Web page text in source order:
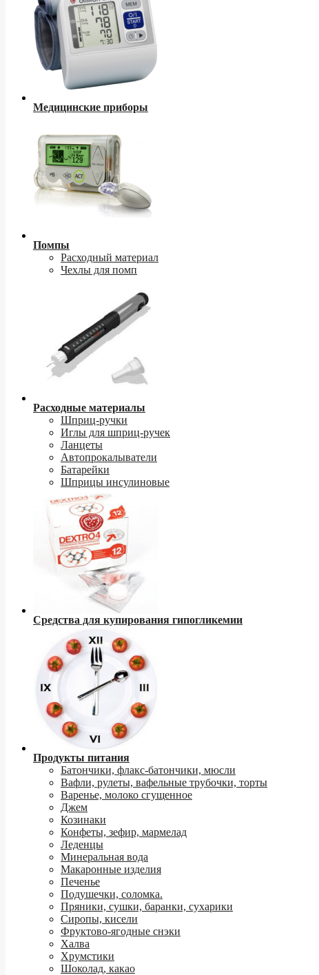
Медицинские приборы
Помпы
Расходный материал
Чехлы для помп
Расходные материалы
Шприц-ручки
Иглы для шприц-ручек
Ланцеты
Автопрокалыватели
Батарейки
Шприцы инсулиновые
Средства для купирования гипогликемии
Продукты питания
Батончики, флакс-батончики, мюсли
Вафли, рулеты, вафельные трубочки, торты
Варенье, молоко сгущенное
Джем
Козинаки
Конфеты, зефир, мармелад
Леденцы
Минеральная вода
Макаронные изделия
Печенье
Подушечки, соломка.
Пряники, сушки, баранки, сухарики
Сиропы, кисели
Фруктово-ягодные снэки
Халва
Хрумстики
Шоколад, какао